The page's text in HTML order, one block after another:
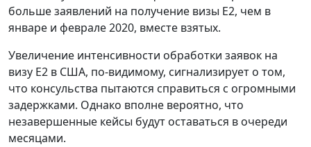
больше заявлений на получение визы E2, чем в
январе и феврале 2020, вместе взятых.
Увеличение интенсивности обработки заявок на
визу E2 в США, по-видимому, сигнализирует о том,
что консульства пытаются справиться с огромными
задержками. Однако вполне вероятно, что
незавершенные кейсы будут оставаться в очереди
месяцами.